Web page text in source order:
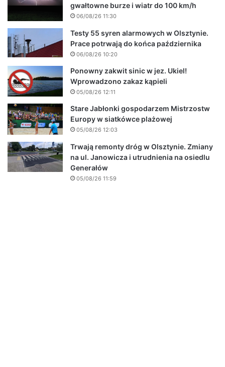
gwałtowne burze i wiatr do 100 km/h
06/08/26 11:30
Testy 55 syren alarmowych w Olsztynie.
Prace potrwają do końca października
06/08/26 10:20
Ponowny zakwit sinic w jez. Ukiel!
Wprowadzono zakaz kąpieli
05/08/26 12:11
Stare Jabłonki gospodarzem Mistrzostw
Europy w siatkówce plażowej
05/08/26 12:03
Trwają remonty dróg w Olsztynie. Zmiany
na ul. Janowicza i utrudnienia na osiedlu
Generałów
05/08/26 11:59